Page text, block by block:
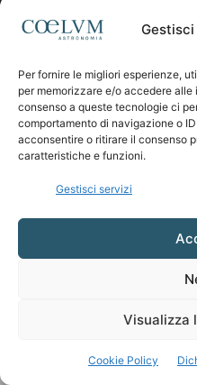
Gestisci
Per fornire le migliori esperienze,
per memorizzare e/o accedere
consenso a queste tecnologie ci
comportamento di navigazione o
acconsentire o ritirare il consenso
caratteristiche e funzioni.
Gestisci servizi
Visualizza
Cookie Policy
Contattaci: